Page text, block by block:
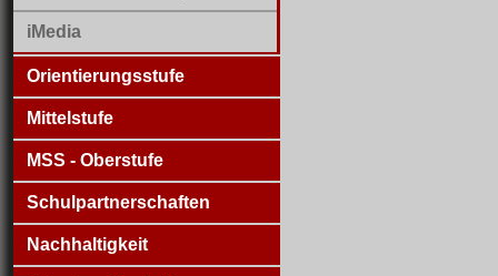
iMedia
Orientierungsstufe
Mittelstufe
MSS - Oberstufe
Schulpartnerschaften
Nachhaltigkeit